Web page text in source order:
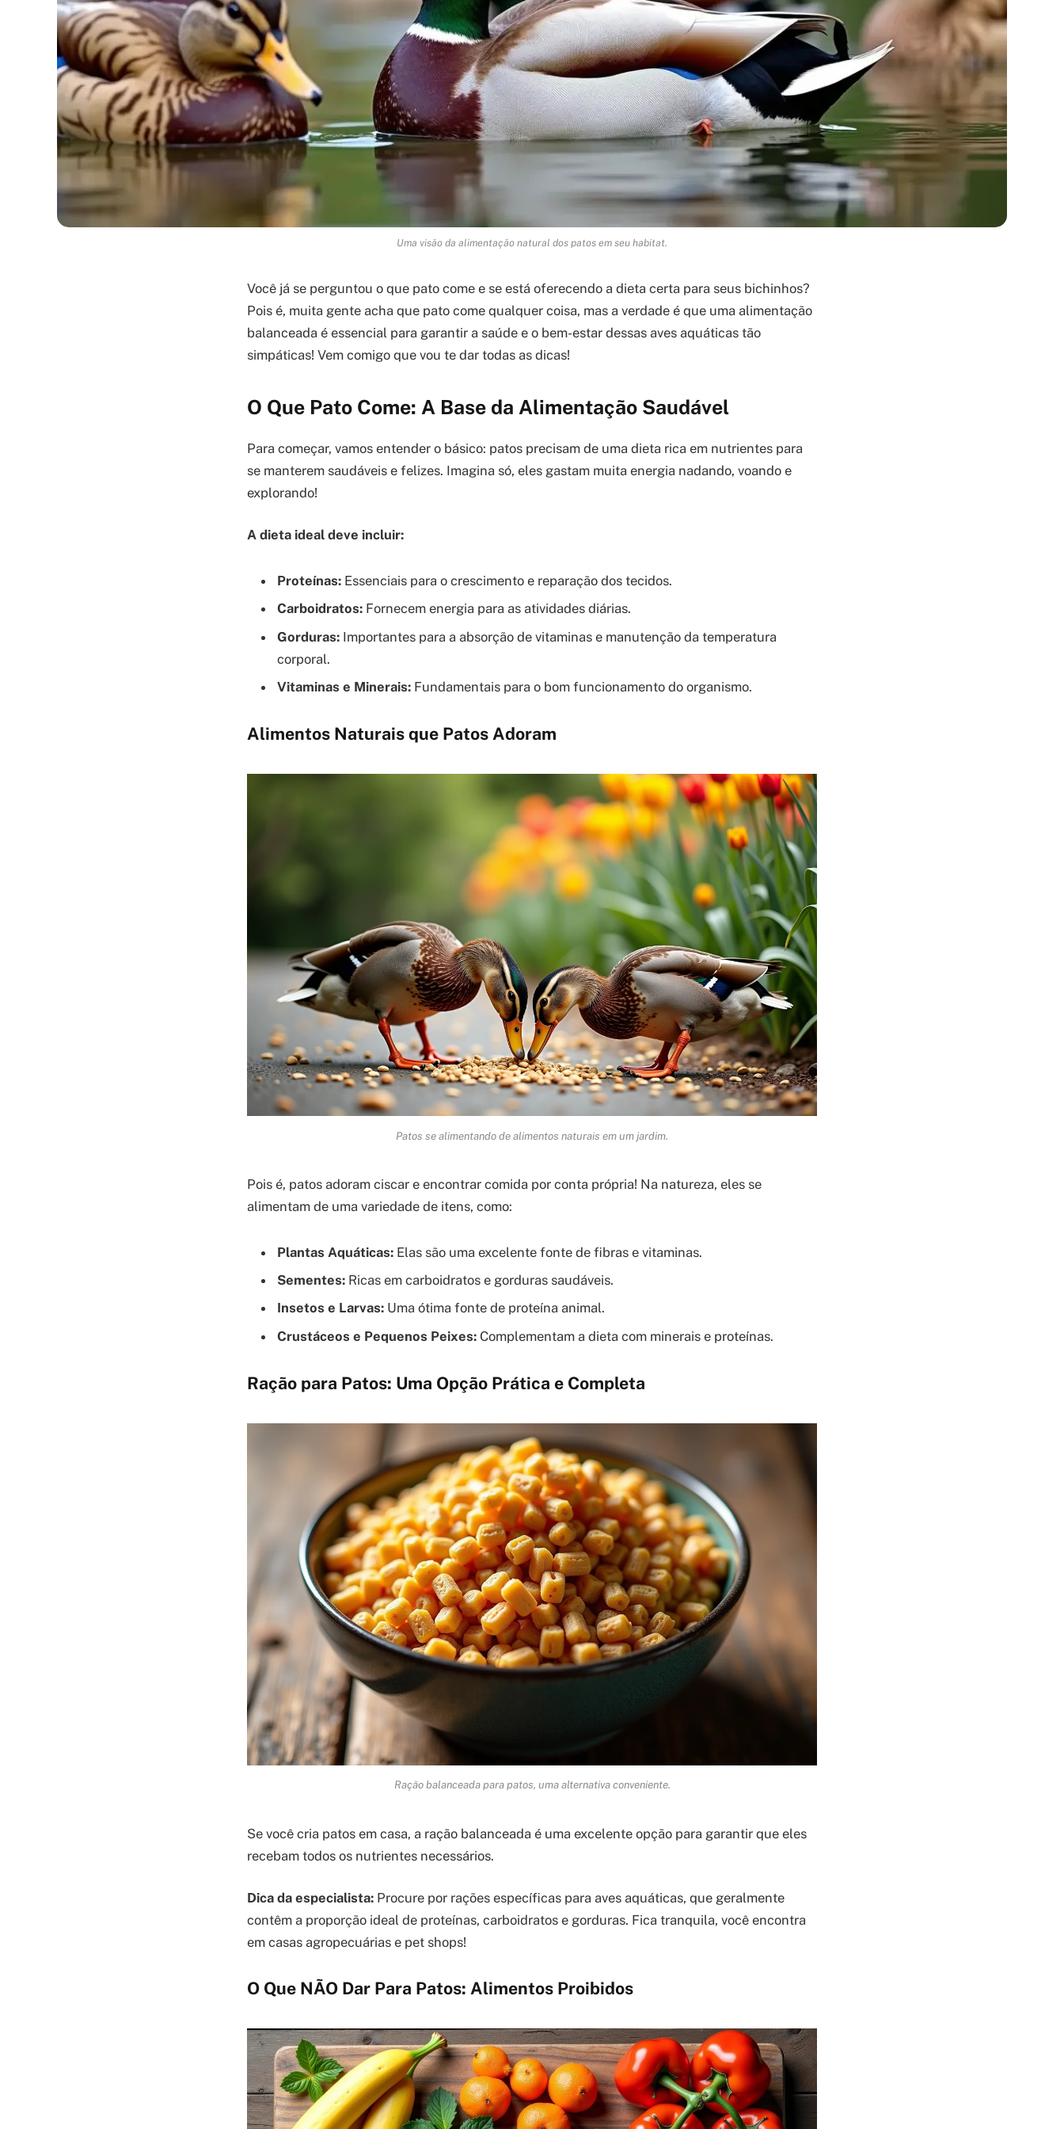
Uma visão da alimentação natural dos patos em seu habitat.
Você já se perguntou o que pato come e se está oferecendo a dieta certa para seus bichinhos?
Pois é, muita gente acha que pato come qualquer coisa, mas a verdade é que uma alimentação
balanceada é essencial para garantir a saúde e o bem-estar dessas aves aquáticas tão
simpáticas! Vem comigo que vou te dar todas as dicas!
O Que Pato Come: A Base da Alimentação Saudável
Para começar, vamos entender o básico: patos precisam de uma dieta rica em nutrientes para
se manterem saudáveis e felizes. Imagina só, eles gastam muita energia nadando, voando e
explorando!
A dieta ideal deve incluir:
Proteínas: Essenciais para o crescimento e reparação dos tecidos.
Carboidratos: Fornecem energia para as atividades diárias.
Gorduras: Importantes para a absorção de vitaminas e manutenção da temperatura
corporal.
Vitaminas e Minerais: Fundamentais para o bom funcionamento do organismo.
Alimentos Naturais que Patos Adoram
Patos se alimentando de alimentos naturais em um jardim.
Pois é, patos adoram ciscar e encontrar comida por conta própria! Na natureza, eles se
alimentam de uma variedade de itens, como:
Plantas Aquáticas: Elas são uma excelente fonte de fibras e vitaminas.
Sementes: Ricas em carboidratos e gorduras saudáveis.
Insetos e Larvas: Uma ótima fonte de proteína animal.
Crustáceos e Pequenos Peixes: Complementam a dieta com minerais e proteínas.
Ração para Patos: Uma Opção Prática e Completa
Ração balanceada para patos, uma alternativa conveniente.
Se você cria patos em casa, a ração balanceada é uma excelente opção para garantir que eles
recebam todos os nutrientes necessários.
Dica da especialista: Procure por rações específicas para aves aquáticas, que geralmente
contêm a proporção ideal de proteínas, carboidratos e gorduras. Fica tranquila, você encontra
em casas agropecuárias e pet shops!
O Que NÃO Dar Para Patos: Alimentos Proibidos